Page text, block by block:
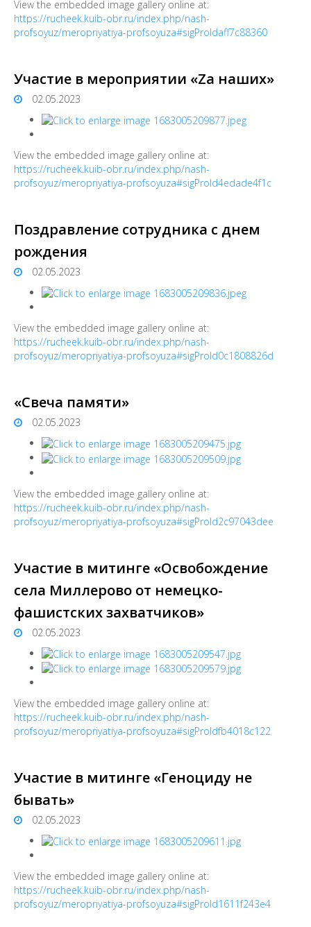
View the embedded image gallery online at:
https://rucheek.kuib-obr.ru/index.php/nash-
profsoyuz/meropriyatiya-profsoyuza#sigProIdaff7c88360
Участие в мероприятии «Zа наших»
02.05.2023
View the embedded image gallery online at:
https://rucheek.kuib-obr.ru/index.php/nash-
profsoyuz/meropriyatiya-profsoyuza#sigProId4edade4f1c
Поздравление сотрудника с днем
рождения
02.05.2023
View the embedded image gallery online at:
https://rucheek.kuib-obr.ru/index.php/nash-
profsoyuz/meropriyatiya-profsoyuza#sigProId0c1808826d
«Свеча памяти»
02.05.2023
View the embedded image gallery online at:
https://rucheek.kuib-obr.ru/index.php/nash-
profsoyuz/meropriyatiya-profsoyuza#sigProId2c97043dee
Участие в митинге «Освобождение
села Миллерово от немецко-
фашистских захватчиков»
02.05.2023
View the embedded image gallery online at:
https://rucheek.kuib-obr.ru/index.php/nash-
profsoyuz/meropriyatiya-profsoyuza#sigProIdfb4018c122
Участие в митинге «Геноциду не
бывать»
02.05.2023
View the embedded image gallery online at:
https://rucheek.kuib-obr.ru/index.php/nash-
profsoyuz/meropriyatiya-profsoyuza#sigProId1611f243e4